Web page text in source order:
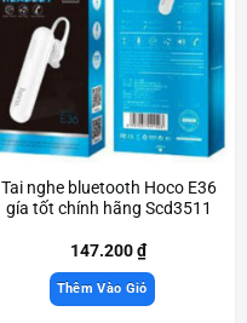
Tai nghe bluetooth Hoco E36
gía tốt chính hãng Scd3511
147.200₫
Thêm Vào Giỏ